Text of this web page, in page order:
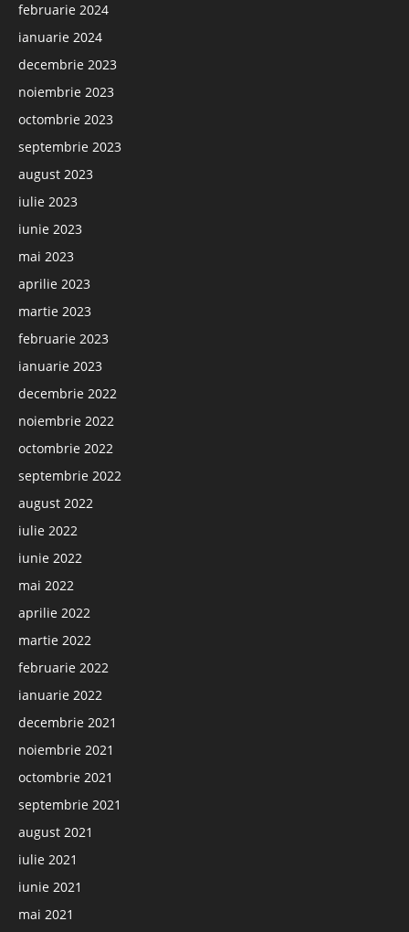
februarie 2024
ianuarie 2024
decembrie 2023
noiembrie 2023
octombrie 2023
septembrie 2023
august 2023
iulie 2023
iunie 2023
mai 2023
aprilie 2023
martie 2023
februarie 2023
ianuarie 2023
decembrie 2022
noiembrie 2022
octombrie 2022
septembrie 2022
august 2022
iulie 2022
iunie 2022
mai 2022
aprilie 2022
martie 2022
februarie 2022
ianuarie 2022
decembrie 2021
noiembrie 2021
octombrie 2021
septembrie 2021
august 2021
iulie 2021
iunie 2021
mai 2021